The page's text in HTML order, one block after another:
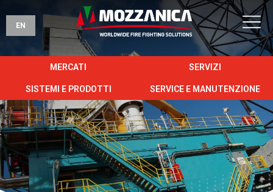
EN
MERCATI SERVIZI
SISTEMI E PRODOTTI SERVICE E MANUTENZIONE